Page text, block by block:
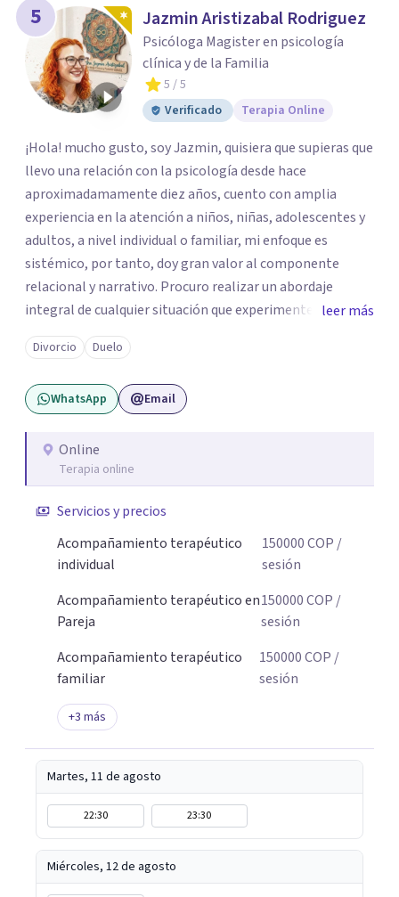
5 Jazmin Aristizabal Rodriguez
Psicóloga Magister en psicología
clínica y de la Familia
5 / 5
Verificado
Terapia Online
¡Hola! mucho gusto, soy Jazmin, quisiera que supieras que
llevo una relación con la psicología desde hace
aproximadamamente diez años, cuento con amplia
experiencia en la atención a niños, niñas, adolescentes y
adultos, a nivel individual o familiar, mi enfoque es
sistémico, por tanto, doy gran valor al componente
relacional y narrativo. Procuro realizar un abordaje
integral de cualquier situación que experimenten mis
consultantes y así lograr una comprensión que favorezca
procesos de aprendizaje significativo y potencializar así
la movilización de recursos en pro de la solución y el
bienestar.
leer más
Divorcio Duelo
WhatsApp Email
Online
Terapia online
Servicios y precios
Acompañamiento terapéutico
individual
150000COP /
sesión
Acompañamiento terapéutico en
Pareja
150000COP /
sesión
Acompañamiento terapéutico
familiar
150000COP /
sesión
+3 más
Martes, 11 de agosto
22:30 23:30
Miércoles, 12 de agosto